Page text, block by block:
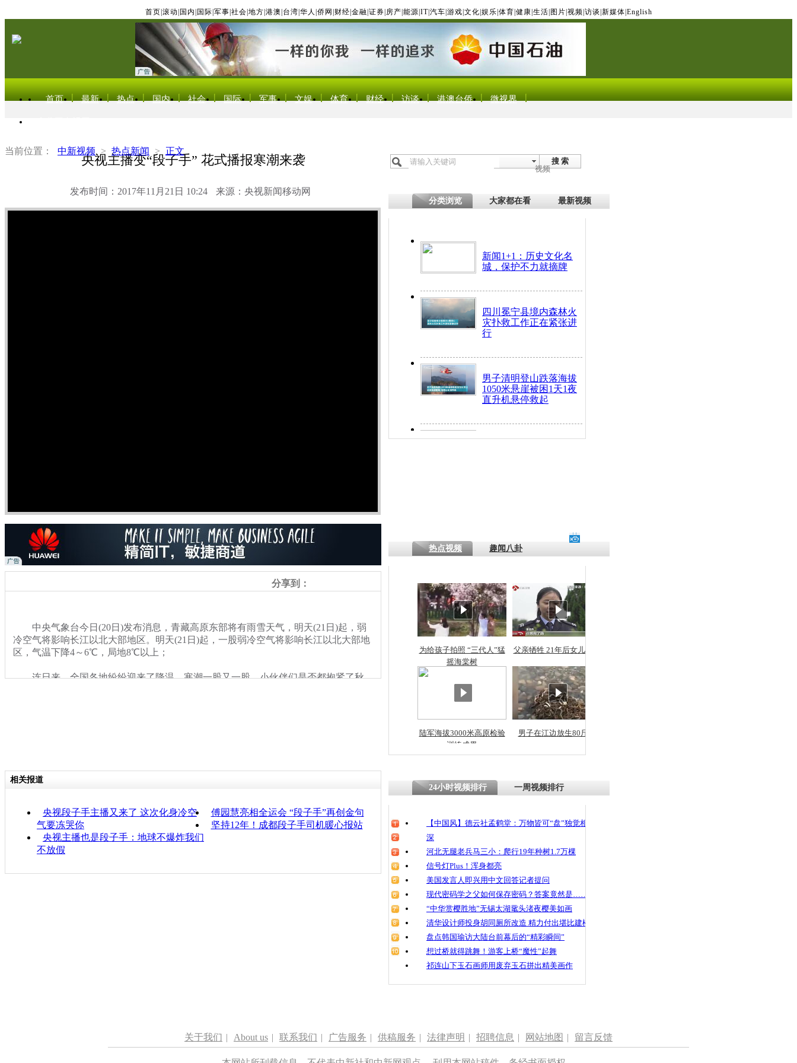
首页 滚动 国内 国际 军事 社会 地方 港澳 台湾 华人 侨网 财经 金融 证券 房产 能源 IT| 汽车 游戏 文化 娱乐 体育 健康 生活 图片 视频 访谈 新媒体 English
首页 最新 热点 国内 社会 国际 军事 文娱 体育 财经 访谈 港澳台侨 微视界
当前位置： 中新视频 > 热点新闻 > 正文
央视主播变“段子手” 花式播报寒潮来袭
发布时间：2017年11月21日 10:24 来源：央视新闻移动网
搜 索
视频
分类浏览 大家都在看 最新视频
新闻1+1：历史文化名
城，保护不力就摘牌
四川冕宁县境内森林火
灾扑救工作正在紧张进
行
男子清明登山跌落海拔
1050米悬崖被困1天1夜
直升机悬停救起
探访传承四千年传统习
俗：近万民众为娥皇女
英省亲送行
小伙骑车逆行被查情绪
崩溃 网上回答崩溃原
四川兴文苗乡上万人欢
魂
央视主播变“段子手”
分享到：
中央气象台今日(20日)发布消息，青藏高原东部将有雨雪天气，明天(21日)起，弱
冷空气将影响长江以北大部地区。明天(21日)起，一股弱冷空气将影响长江以北大部地
区，气温下降4～6℃，局地8℃以上；
连日来，全国各地纷纷迎来了降温，寒潮一股又一股，小伙伴们是否都抱紧了秋
热点视频 趣闻八卦
为给孩子拍照 “三代人”猛
摇海棠树
父亲牺牲 21年后女儿从警
陆军海拔3000米高原检验
训练成果
男子在江边放生80斤蛇
相关报道
央视段子手主播又来了 这次化身冷空
气要冻哭你
傅园慧亮相全运会 “段子手”再创金句
坚持12年！成都段子手司机暖心报站
央视主播也是段子手：地球不爆炸我们
不放假
24小时视频排行 一周视频排行
【中国风】德云社孟鹤堂：万物皆可“盘”独觉相声
深
河北无腿老兵马三小：爬行19年种树1.7万棵
信号灯Plus！浑身都亮
美国发言人即兴用中文回答记者提问
现代密码学之父如何保存密码？答案竟然是……
“中华赏樱胜地”无锡太湖鼋头渚夜樱美如画
清华设计师投身胡同厕所改造 精力付出堪比建楼
盘点韩国瑜访大陆台前幕后的“精彩瞬间”
想过桥就得跳舞！游客上桥“魔性”起舞
祁连山下玉石画师用废弃玉石拼出精美画作
关于我们 | About us | 联系我们 | 广告服务 | 供稿服务 | 法律声明 | 招聘信息 | 网站地图 | 留言反馈